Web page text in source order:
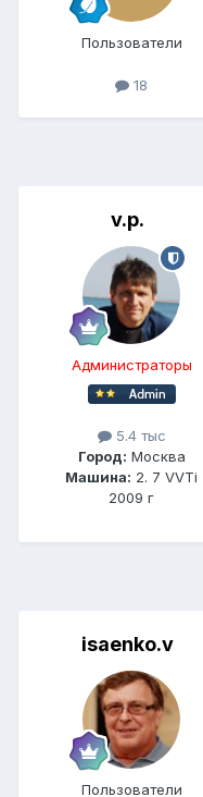
Пользователи
18
v.p.
Администраторы
5.4 тыс
Город: Москва
Машина: 2. 7 VVTi
2009 г
isaenko.v
Пользователи